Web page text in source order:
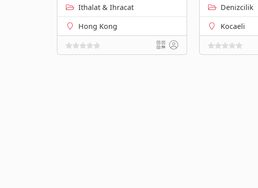
Ithalat & Ihracat
Hong Kong
Denizcilik
Kocaeli